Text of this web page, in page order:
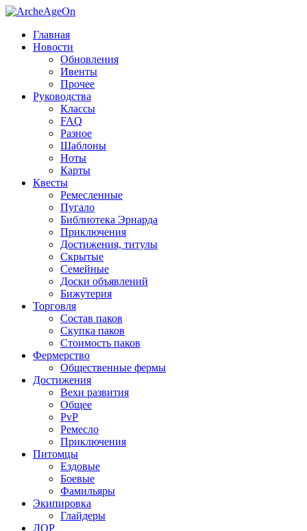
Главная
Новости
Обновления
Ивенты
Прочее
Руководства
Классы
FAQ
Разное
Шаблоны
Ноты
Карты
Квесты
Ремесленные
Пугало
Библиотека Эрнарда
Приключения
Достижения, титулы
Скрытые
Семейные
Доски объявлений
Бижутерия
Торговля
Состав паков
Скупка паков
Стоимость паков
Фермерство
Общественные фермы
Достижения
Вехи развития
Общее
PvP
Ремесло
Приключения
Питомцы
Ездовые
Боевые
Фамильяры
Экипировка
Глайдеры
ЛОР